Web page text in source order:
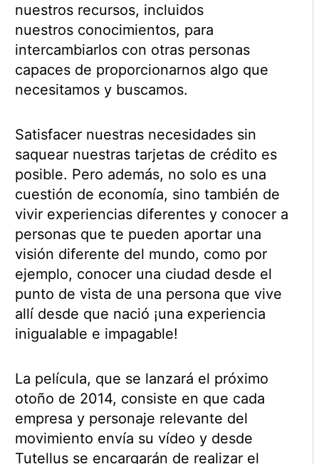
nuestros recursos, incluidos
nuestros conocimientos, para
intercambiarlos con otras personas
capaces de proporcionarnos algo que
necesitamos y buscamos.
Satisfacer nuestras necesidades sin
saquear nuestras tarjetas de crédito es
posible. Pero además, no solo es una
cuestión de economía, sino también de
vivir experiencias diferentes y conocer a
personas que te pueden aportar una
visión diferente del mundo, como por
ejemplo, conocer una ciudad desde el
punto de vista de una persona que vive
allí desde que nació ¡una experiencia
inigualable e impagable!
La película, que se lanzará el próximo
otoño de 2014, consiste en que cada
empresa y personaje relevante del
movimiento envía su vídeo y desde
Tutellus se encargarán de realizar el